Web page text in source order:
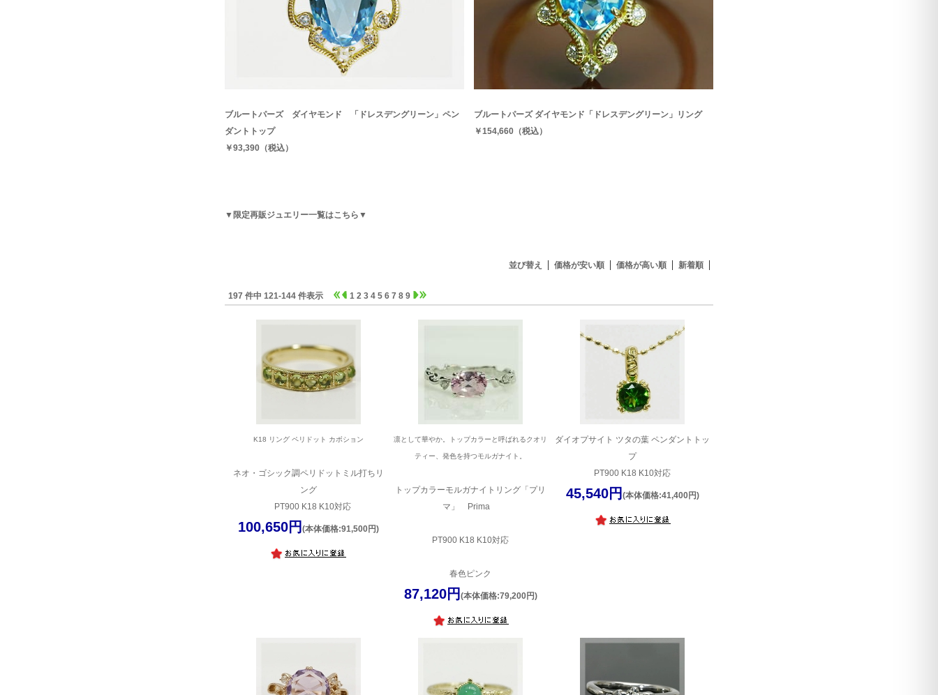
ブルートパーズ ダイヤモンド 「ドレスデングリーン」ペン
ダントトップ
￥93,390（税込）
ブルートパーズ ダイヤモンド「ドレスデングリーン」リング
￥154,660（税込）
▼限定再販ジュエリー一覧はこちら▼
並び替え 価格が安い順 価格が高い順 新着順
197 件中 121-144 件表示 1 2 3 4 5 6 7 8 9
K18 リング ペリドット カボション
ネオ・ゴシック調ペリドットミル打ちリ
ング
PT900 K18 K10対応
100,650円 (本体価格:91,500円)
凛として華やか。トップカラーと呼ばれるクオリ
ティー、発色を持つモルガナイト。
トップカラーモルガナイトリング「プリ
マ」 Prima
PT900 K18 K10対応
春色ピンク
87,120円 (本体価格:79,200円)
ダイオプサイト ツタの葉 ペンダントトッ
プ
PT900 K18 K10対応
45,540円 (本体価格:41,400円)